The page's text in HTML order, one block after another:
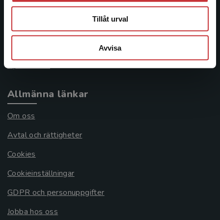
Tillåt urval
Avvisa
046-31 21 00
Frågor och svar
Systemkrav
Allmänna länkar
Om oss
Avtal och rättigheter
Cookies
Cookieinställningar
GDPR och personuppgifter
Jobba hos oss